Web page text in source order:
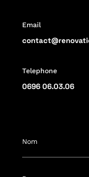
Email
Telephone
0696 06.03.06